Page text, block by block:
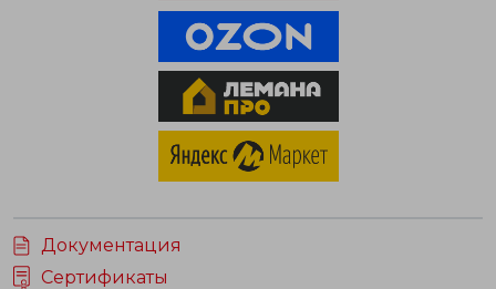
Документация
Сертификаты